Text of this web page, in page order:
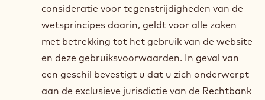
consideratie voor tegenstrijdigheden van de
wetsprincipes daarin, geldt voor alle zaken
met betrekking tot het gebruik van de website
en deze gebruiksvoorwaarden. In geval van
een geschil bevestigt u dat u zich onderwerpt
aan de exclusieve jurisdictie van de Rechtbank